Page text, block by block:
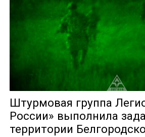
Штурмовая группа
России» выполнила
территории